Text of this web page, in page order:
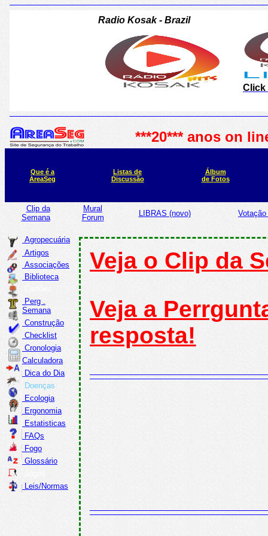
***20*** anos on
Que é a
AreaSeg
Listas de
Discussão
Álbum
de Fotos
Clip da
Semana<
Mural
Forum
LIBRAS (novo)
Agropecuária
Artigos
Associações
Biblioteca
Perg .
Semana
Construção
Checklist
Cronologia
Calculadora
Dica do Dia
Doenças
Ecologia
Ergonomia
Estatisticas
FAQs
Fogo
Glossário
Leis/Normas
Veja o Clip da
Veja a
resposta!